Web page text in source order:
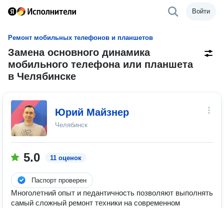
Войти
Ремонт мобильных телефонов и планшетов
Замена основного динамика
мобильного телефона или планшета
в Челябинске
Юрий Майзнер
Челябинск
5.0 11 оценок
Паспорт проверен
Многолетний опыт и педантичность позволяют выполнять
самый сложный ремонт техники на современном